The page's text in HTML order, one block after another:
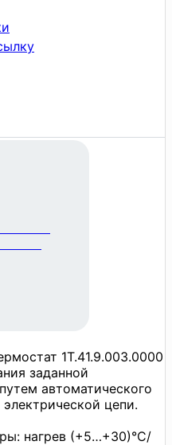
1T.41.9.003.0000
заданной
автоматического
цепи.
нагрев (+5…+30)°C/